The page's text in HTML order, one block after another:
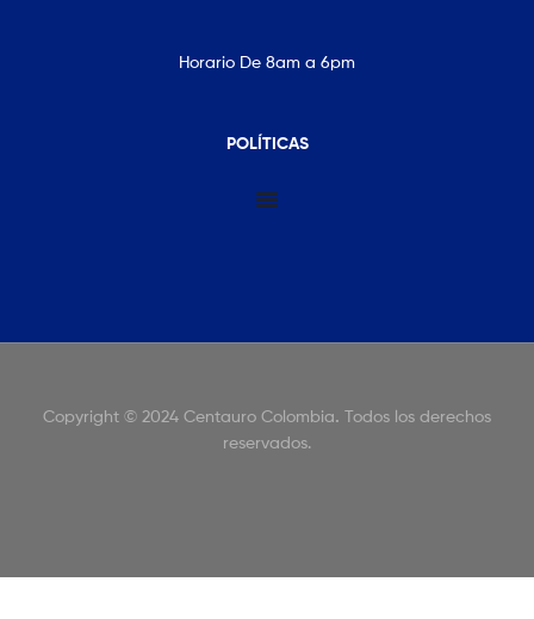
Horario De 8am a 6pm
POLÍTICAS
Copyright © 2024 Centauro Colombia. Todos los derechos
reservados.